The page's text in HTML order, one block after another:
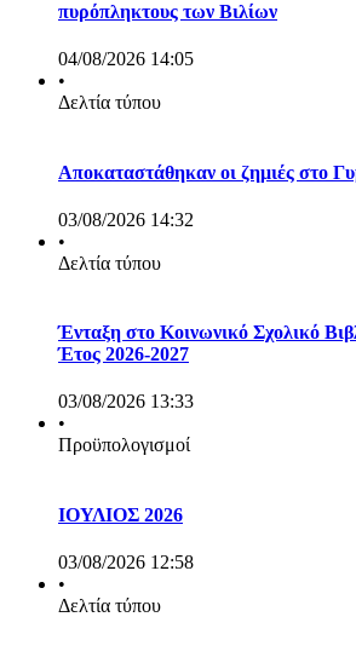
πυρόπληκτους των Βιλίων
04/08/2026 14:05
•
Δελτία τύπου
Αποκαταστάθηκαν οι ζημιές στο
03/08/2026 14:32
•
Δελτία τύπου
Ένταξη στο Κοινωνικό Σχολικό
Έτος 2026-2027
03/08/2026 13:33
•
Προϋπολογισμοί
ΙΟΥΛΙΟΣ 2026
03/08/2026 12:58
•
Δελτία τύπου